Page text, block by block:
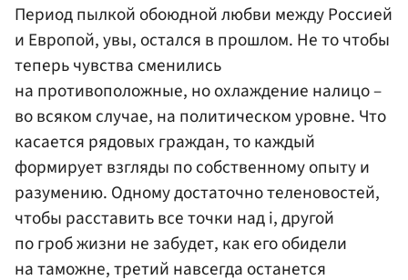
Период пылкой обоюдной любви между Россией
и Европой, увы, остался в прошлом. Не то чтобы
теперь чувства сменились
на противоположные, но охлаждение налицо –
во всяком случае, на политическом уровне. Что
касается рядовых граждан, то каждый
формирует взгляды по собственному опыту и
разумению. Одному достаточно теленовостей,
чтобы расставить все точки над i, другой
по гроб жизни не забудет, как его обидели
на таможне, третий навсегда останется